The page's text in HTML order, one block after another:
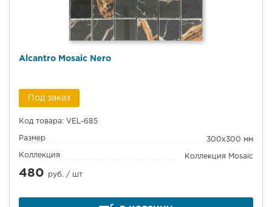
Alcantro Mosaic Nero
Под заказ
Код товара: VEL-685
Размер 300x300 мм
Коллекция Коллекция Mosaic
480 руб. / шт